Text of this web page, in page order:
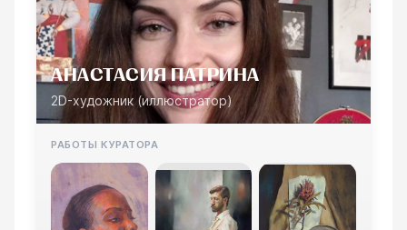
АНАСТАСИЯ ПАТРИНА
2D-художник (иллюстратор)
РАБОТЫ КУРАТОРА